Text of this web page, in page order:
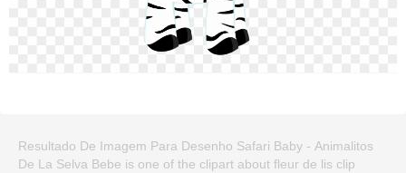
Resultado De Imagem Para Desenho Safari Baby - Animalitos
De La Selva Bebe is one of the clipart about fleur de lis clip